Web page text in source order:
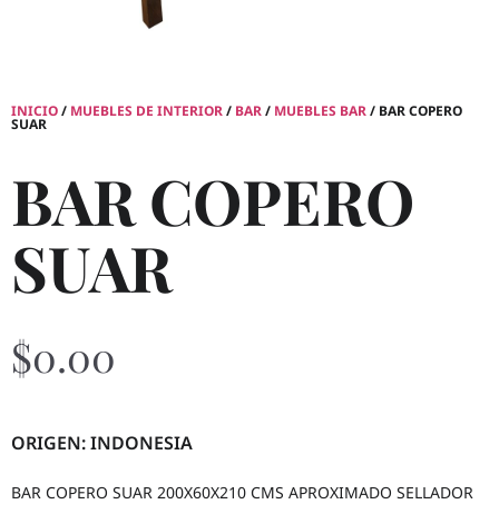
INICIO/ MUEBLES DE INTERIOR/ BAR/ MUEBLES BAR/ BAR COPERO
SUAR
BAR COPERO
SUAR
$0.00
ORIGEN: INDONESIA
BAR COPERO SUAR 200X60X210 CMS APROXIMADO SELLADOR